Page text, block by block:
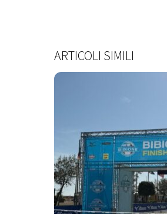
ARTICOLI SIMILI